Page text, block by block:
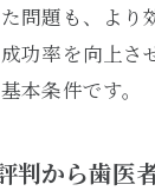
問題も、より
功率を向上
本条件です。
判から歯医